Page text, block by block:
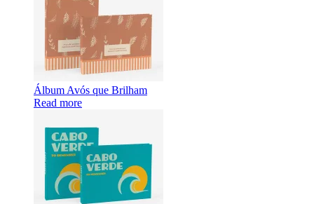
Álbum Avós que Brilham
Read more